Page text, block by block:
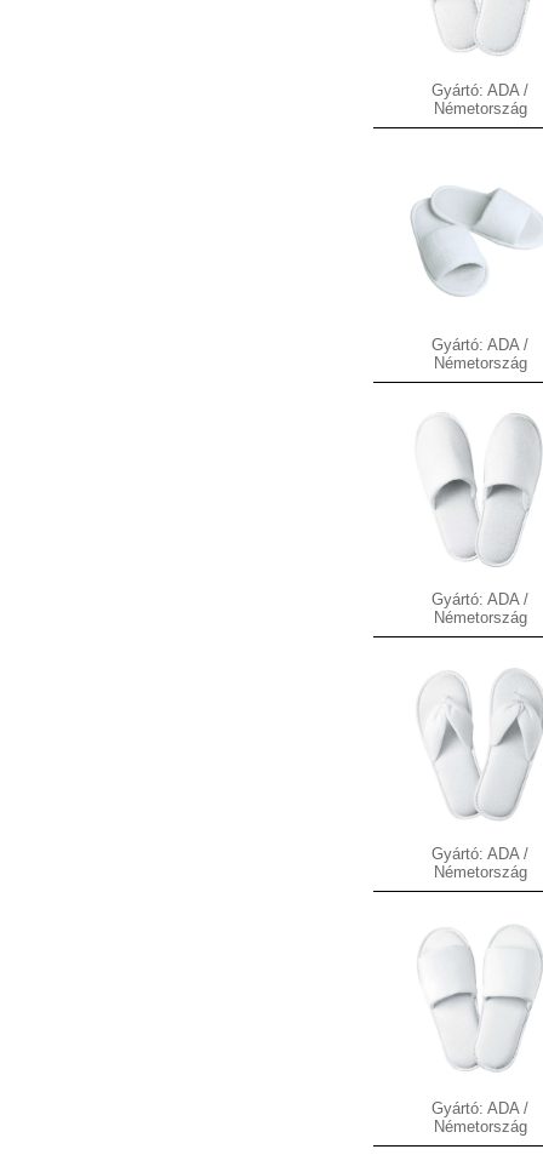
Gyártó: ADA /
Németország
Gyártó: ADA /
Németország
Gyártó: ADA /
Németország
Gyártó: ADA /
Németország
Gyártó: ADA /
Németország